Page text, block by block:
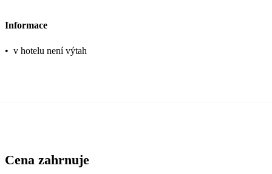
Informace
• v hotelu není výtah
Cena zahrnuje